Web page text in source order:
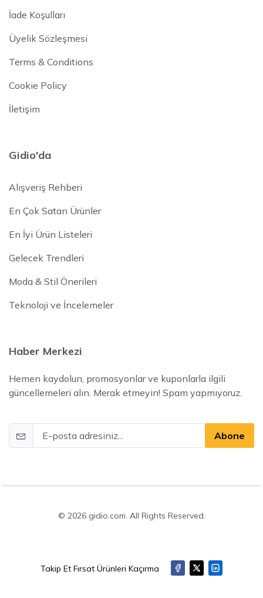
İade Koşulları
Üyelik Sözleşmesi
Terms & Conditions
Cookie Policy
İletişim
Gidio'da
Alışveriş Rehberi
En Çok Satan Ürünler
En İyi Ürün Listeleri
Gelecek Trendleri
Moda & Stil Önerileri
Teknoloji ve İncelemeler
Haber Merkezi
Hemen kaydolun, promosyonlar ve kuponlarla ilgili
güncellemeleri alın. Merak etmeyin! Spam yapmıyoruz.
Abone
© 2026 gidio.com. All Rights Reserved.
Takip Et Fırsat Ürünleri Kaçırma